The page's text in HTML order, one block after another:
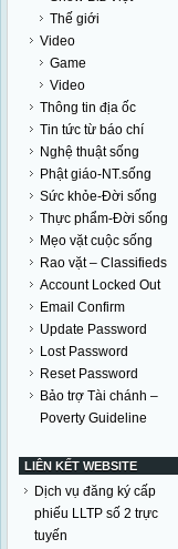
Thế giới
Video
Game
Video
Thông tin địa ốc
Tin tức từ báo chí
Nghệ thuật sống
Phật giáo-NT.sống
Sức khỏe-Đời sống
Thực phẩm-Đời sống
Mẹo vặt cuộc sống
Rao vặt – Classifieds
Account Locked Out
Email Confirm
Update Password
Lost Password
Reset Password
Bảo trợ Tài chánh –
Poverty Guideline
LIÊN KẾT WEBSITE
Dịch vụ đăng ký cấp
phiếu LLTP số 2 trực
tuyến